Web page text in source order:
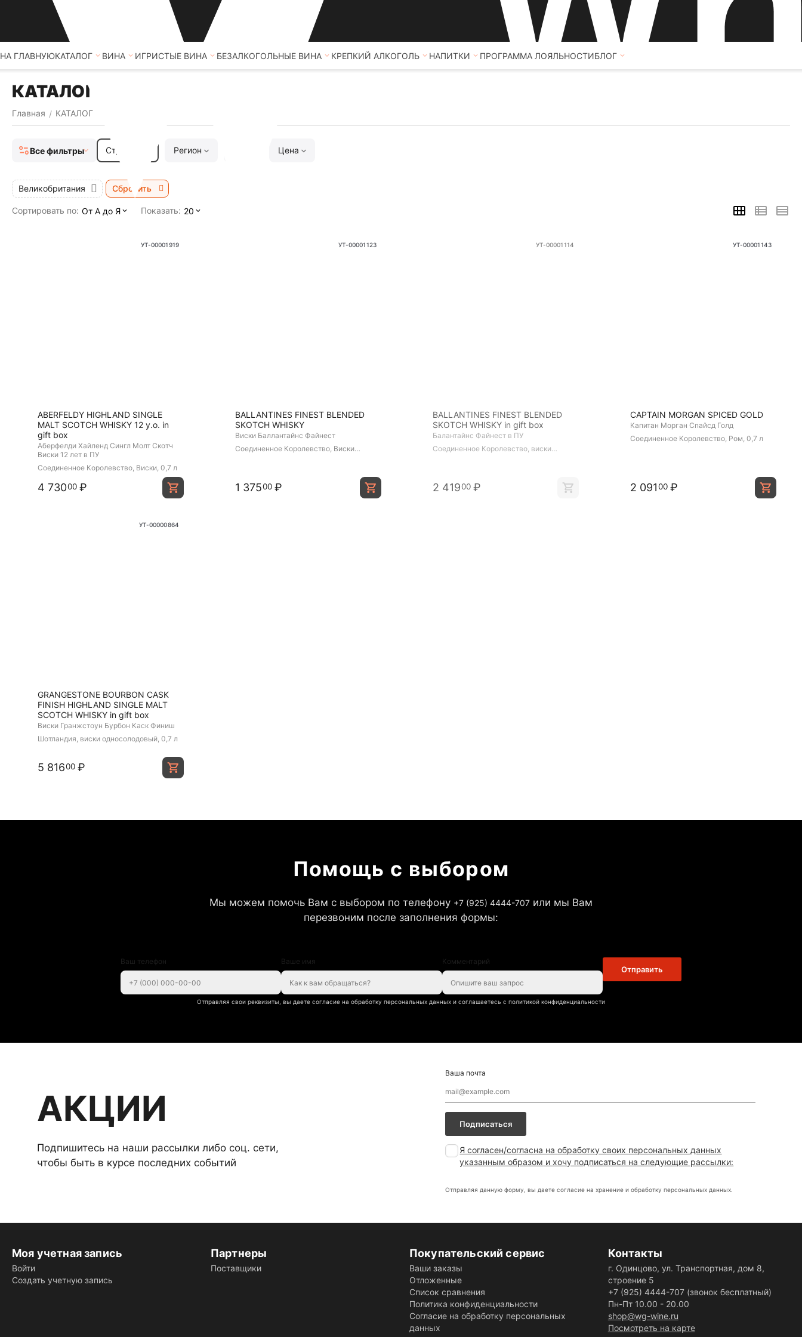
НА ГЛАВНУЮКАТАЛОГ ВИНА ИГРИСТЫЕ ВИНА БЕЗАЛКОГОЛЬНЫЕ ВИНА КРЕПКИЙ АЛКОГОЛЬ НАПИТКИ ПРОГРАММА ЛОЯЛЬНОСТИБЛОГ
КАТАЛОГ
Главная / КАТАЛОГ
Все фильтры Страна Регион Цена
Великобритания Сбросить
Сортировать по: От А до Я Показать: 20
УТ-00001919
ABERFELDY HIGHLAND SINGLE
MALT SCOTCH WHISKY 12 y.o. in
gift box
Аберфелди Хайленд Сингл Молт Скотч
Виски 12 лет в ПУ
Соединенное Королевство, Виски, 0,7 л
4 73000 ₽
УТ-00001123
BALLANTINES FINEST BLENDED
SKOTCH WHISKY
Виски Баллантайнс Файнест
Соединенное Королевство, Виски
1 37500 ₽
УТ-00001114
BALLANTINES FINEST BLENDED
SKOTCH WHISKY in gift box
Балантайнс Файнест в ПУ
Соединенное Королевство, виски
2 41900 ₽
УТ-00001143
CAPTAIN MORGAN SPICED GOLD
Капитан Морган Спайсд Голд
Соединенное Королевство, Ром, 0,7 л
2 09100 ₽
УТ-00000864
GRANGESTONE BOURBON CASK
FINISH HIGHLAND SINGLE MALT
SCOTCH WHISKY in gift box
Виски Гранжстоун Бурбон Каск Финиш
Шотландия, виски односолодовый, 0,7 л
5 81600 ₽
Помощь с выбором
Мы можем помочь Вам с выбором по телефону +7 (925) 4444-707 или мы Вам
перезвоним после заполнения формы:
Ваш телефон Ваше имя Комментарий
Отправить
Отправляя свои реквизиты, вы даете согласие на обработку персональных данных и соглашаетесь с политикой конфиденциальности
АКЦИИ
Подпишитесь на наши рассылки либо соц. сети,
чтобы быть в курсе последних событий
Ваша почта
Подписаться
Я согласен/согласна наобработку своих персональных данных
указанным образом и хочу подписаться на следующие рассылки:
Отправляя данную форму, вы даете согласие на хранение и обработку персональных данных.
Моя учетная запись
Войти
Создать учетную запись
Партнеры
Поставщики
Покупательский сервис
Ваши заказы
Отложенные
Список сравнения
Политика конфиденциальности
Согласие на обработку персональных
данных
Контакты
г. Одинцово, ул. Транспортная, дом 8,
строение 5
+7 (925) 4444-707(звонок бесплатный)
Пн-Пт 10.00 - 20.00
shop@wg-wine.ru
Посмотреть на карте